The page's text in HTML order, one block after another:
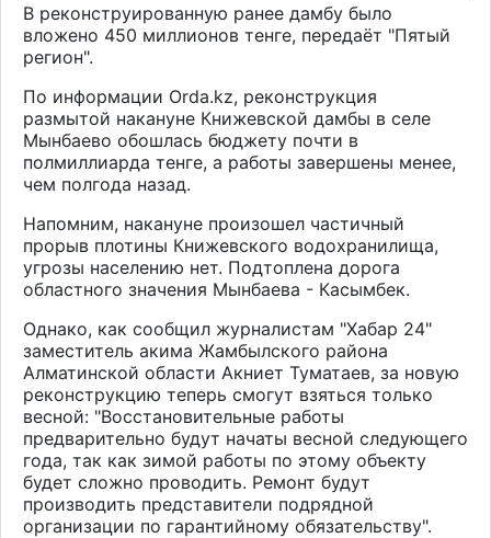
В реконструированную ранее дамбу было
вложено 450 миллионов тенге, передаёт "Пятый
регион".
По информации Orda.kz, реконструкция
размытой накануне Книжевской дамбы в селе
Мынбаево обошлась бюджету почти в
полмиллиарда тенге, а работы завершены менее,
чем полгода назад.
Напомним, накануне произошел частичный
прорыв плотины Книжевского водохранилища,
угрозы населению нет. Подтоплена дорога
областного значения Мынбаева - Касымбек.
Однако, как сообщил журналистам "Хабар 24"
заместитель акима Жамбылского района
Алматинской области Акниет Туматаев, за новую
реконструкцию теперь смогут взяться только
весной: "Восстановительные работы
предварительно будут начаты весной следующего
года, так как зимой работы по этому объекту
будет сложно проводить. Ремонт будут
производить представители подрядной
организации по гарантийному обязательству".